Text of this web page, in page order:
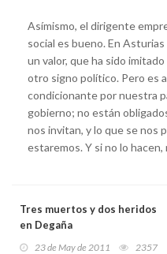
Asímismo, el dirigente
social es bueno. En
un valor, que ha sido
otro signo político. Pero es
condicionante por nuestra
gobierno; no están
nos invitan, y lo que se nos
estaremos. Y si no lo hacen,
Tres muertos y dos heridos
en Degaña
23 de May de 2011 2357